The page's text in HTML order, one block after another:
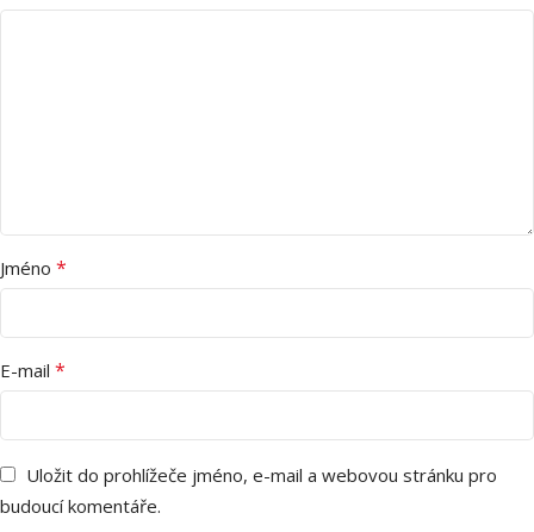
Jméno *
E-mail *
Uložit do prohlížeče jméno, e-mail a webovou stránku pro
budoucí komentáře.